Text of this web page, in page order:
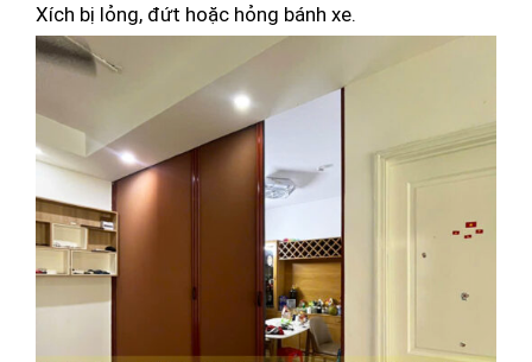
Xích bị lỏng, đứt hoặc hỏng bánh xe.